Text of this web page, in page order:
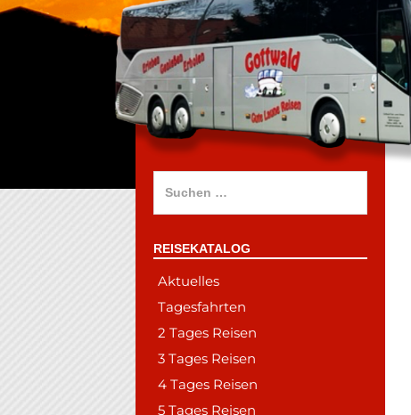
REISEKATALOG
Aktuelles
Tagesfahrten
2 Tages Reisen
3 Tages Reisen
4 Tages Reisen
5 Tages Reisen